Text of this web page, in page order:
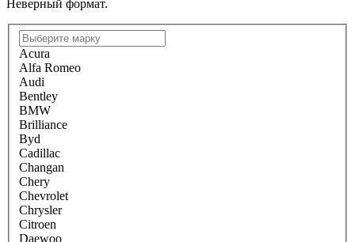
Неверный формат.
Acura
Alfa Romeo
Audi
Bentley
BMW
Brilliance
Byd
Cadillac
Changan
Chery
Chevrolet
Chrysler
Citroen
Daewoo